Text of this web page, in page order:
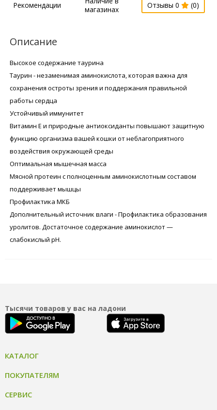
Рекомендации
магазинах
Отзывы 0 (0)
Описание
Высокое содержание таурина
Таурин - незаменимая аминокислота, которая важна для
сохранения остроты зрения и поддержания правильной
работы сердца
Устойчивый иммунитет
Витамин Е и природные антиоксиданты повышают защитную
функцию организма вашей кошки от неблагоприятного
воздействия окружающей среды
Оптимальная мышечная масса
Мясной протеин с полноценным аминокислотным составом
поддерживает мышцы
Профилактика МКБ
Дополнительный источник влаги - Профилактика образования
уролитов. Достаточное содержание аминокислот —
слабокислый рН.
Тысячи товаров у вас на ладони
КАТАЛОГ
ПОКУПАТЕЛЯМ
СЕРВИС